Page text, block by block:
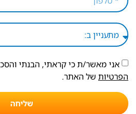
אני מאשר/ת כי קראתי, הבנתי
הפרטיות של האתר.
שליחה